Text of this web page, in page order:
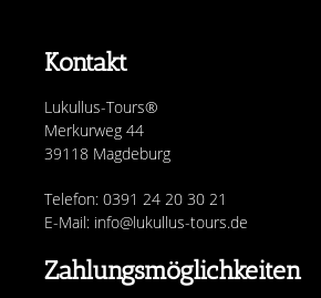
Kontakt
Lukullus-Tours®
Merkurweg 44
39118 Magdeburg
Telefon: 0391 24 20 30 21
E-Mail: info@lukullus-tours.de
Zahlungsmöglichkeiten